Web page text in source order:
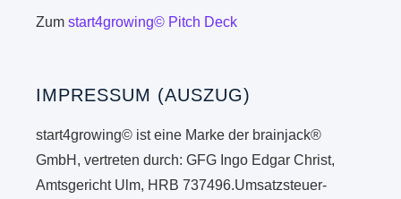
Zumstart4growing© Pitch Deck
IMPRESSUM (AUSZUG)
start4growing© ist eine Marke der brainjack®
GmbH, vertreten durch: GFG Ingo Edgar Christ,
Amtsgericht Ulm, HRB 737496.Umsatzsteuer-